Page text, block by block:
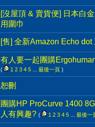
[沒屋頂 & 賣貨便] 日本白
用圍巾
[售] 全新Amazon Echo
有人要一起團購
( 1 2 3 4 5 最後一頁 )
恕刪
團購HP ProCurve 1400
人有興趣? ( 1 2 3 4 5 最後一